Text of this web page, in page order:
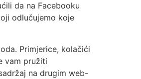
da na Facebooku
odlučujemo koje
Primjerice, kolačići
vam pružiti
na drugim web-